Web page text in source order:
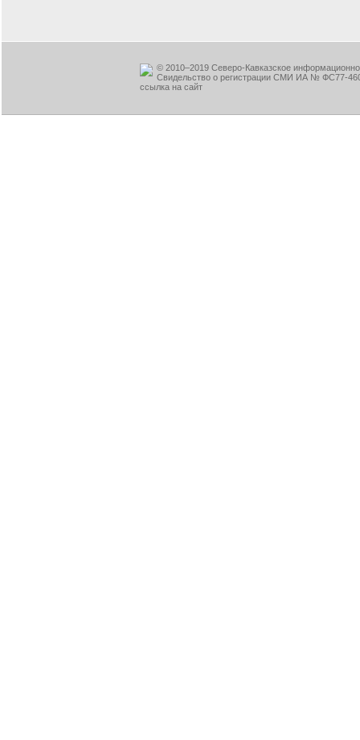
© 2010–2019 Северо-Кавказское
Свидельство о регистрации СМИ ИА № ФС77-
ссылка на сайт